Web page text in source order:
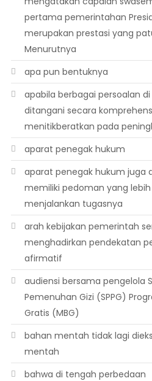
pertama pemerintahan
merupakan prestasi yang
Menurutnya
apa pun bentuknya
apabila berbagai persoalan
ditangani secara
menitikberatkan pada
aparat penegak hukum
aparat penegak hukum juga
memiliki pedoman yang
menjalankan tugasnya
arah kebijakan pemerintah
menghadirkan pendekatan
afirmatif
audiensi bersama pengelola
Pemenuhan Gizi (SPPG)
Gratis (MBG)
bahan mentah tidak lagi
mentah
bahwa di tengah perbedaan